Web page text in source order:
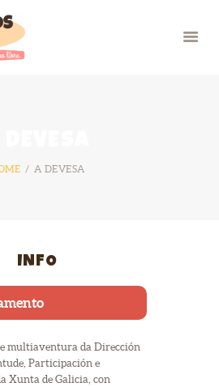
A DEVESA
INFO
multiaventura da Dirección
Participación e
Xunta de Galicia, con